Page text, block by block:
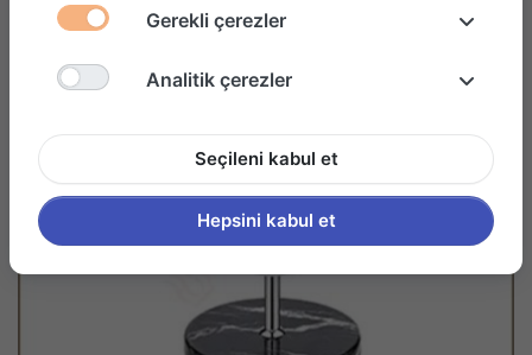
Gerekli çerezler
Analitik çerezler
Seçileni kabul et
Hepsini kabul et